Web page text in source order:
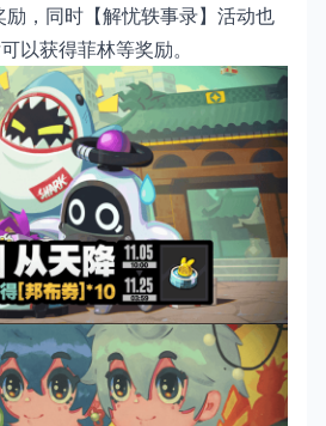
，同时【解忧轶事录】活动也
以获得菲林等奖励。